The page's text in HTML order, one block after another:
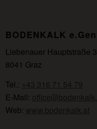
BODENKALK
Liebenauer Hauptstraße
8041 Graz
Tel.: +43 316 71 54 79
E-Mail:
Web: www.bodenkalk.at